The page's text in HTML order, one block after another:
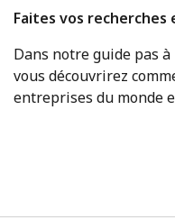
Faites vos
Dans notre guide pas
vous découvrirez
entreprises du monde